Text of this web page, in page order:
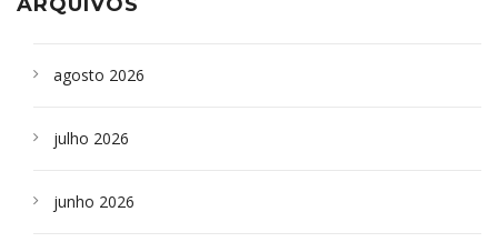
agosto 2026
julho 2026
junho 2026